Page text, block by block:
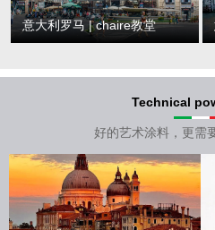
意大利罗马 | chaire教堂
Technical
好的艺术涂料，更需